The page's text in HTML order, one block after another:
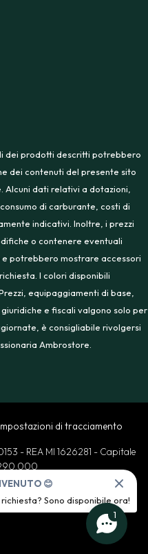
dei prodotti descritti potrebbero
dei contenuti del presente sito
dati relativi a dotazioni,
di carburante, costi di
indicativi. Inoltre, i prezzi
o contenere eventuali
potrebbero mostrare accessori
I colori disponibili
equipaggiamenti di base,
e fiscali valgono solo per
è consigliabile rivolgersi
Ambrostore.
di tracciamento
- REA MI 1626281 - Capitale
1
😊
richiesta? Sono disponibile ora!